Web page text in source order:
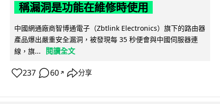
稱漏洞是功能在維修時使用
中國網通廠商智博通電子（Zbtlink Electronics）旗下的路由器
產品爆出嚴重安全漏洞，被發現每 35 秒便會與中國伺服器連
線，旗...
閱讀全文
237 60 ↗ 分享